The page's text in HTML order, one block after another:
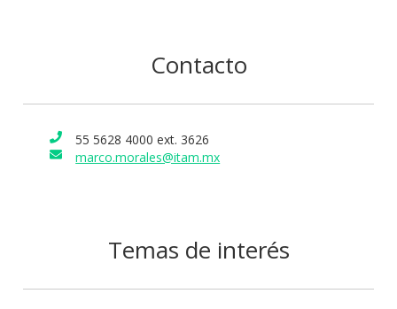
Contacto
55 5628 4000 ext. 3626
marco.morales@itam.mx
Temas de interés